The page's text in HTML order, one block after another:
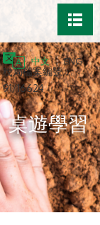
稅局檔案編號：
91/16624
中文 ENG
桌遊學習